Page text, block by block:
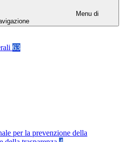
Menu di
63
per la prevenzione della